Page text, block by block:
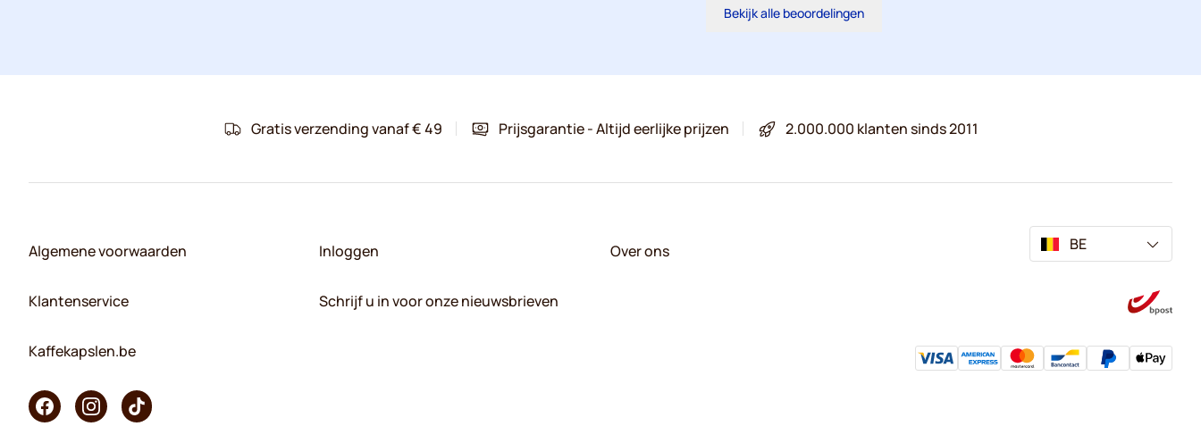
Bekijk alle beoordelingen
Gratis verzending vanaf € 49 Prijsgarantie - Altijd eerlijke prijzen 2.000.000 klanten sinds 2011
Algemene voorwaarden
Klantenservice
Kaffekapslen.be
Inloggen
Schrijf u in voor onze nieuwsbrieven
Over ons BE